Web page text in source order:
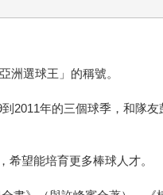
洲選球王」的稱號。
2011年的三個球季，和隊
望能培育更多棒球人才。